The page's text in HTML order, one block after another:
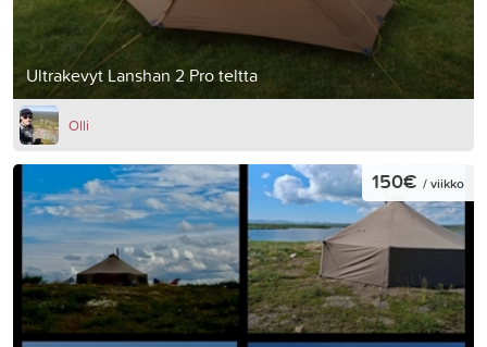
Ultrakevyt Lanshan 2 Pro teltta
Olli
150€ / viikko